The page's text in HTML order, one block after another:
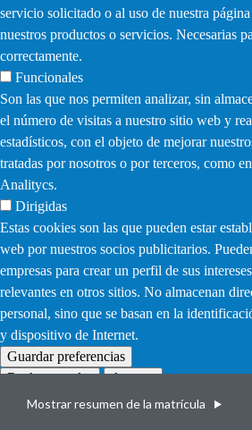
Mostrar resumen de la matrícula
servicio solicitado o al uso de nuestra
nuestros productos o servicios. Necesarias
correctamente.
Funcionales
Son las que nos permiten analizar, sin
el número de visitas a nuestro sitio web y
estadísticos, con el objeto de mejorar
tratadas por nosotros o por terceros, como
Analitycs.
Dirigidas
Estas cookies son las que pueden estar
web por nuestros socios publicitarios.
empresas para crear un perfil de sus
relevantes en otros sitios. No almacenan
personal, sino que se basan en la
y dispositivo de Internet.
Guardar preferencias
Rechazar todas
Aceptar
Withdraw